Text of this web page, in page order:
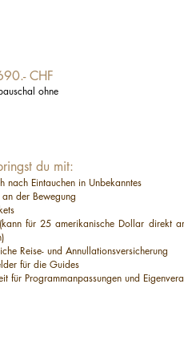
CHF
ohne
du mit:
nach Eintauchen in Unbekanntes
an der Bewegung
für 25 amerikanische Dollar direkt
Reise- und Annullationsversicherung
für die Guides
für Programmanpassungen und